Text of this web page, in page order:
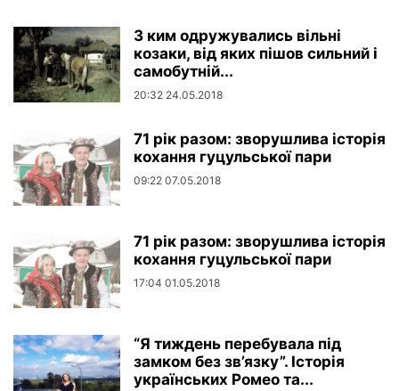
З ким одружувались вільні
козаки, від яких пішов сильний і
самобутній...
20:32 24.05.2018
71 рік разом: зворушлива історія
кохання гуцульської пари
09:22 07.05.2018
71 рік разом: зворушлива історія
кохання гуцульської пари
17:04 01.05.2018
“Я тиждень перебувала під
замком без зв’язку”. Історія
українських Ромео та...